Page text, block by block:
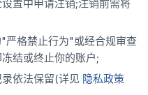
置中申请注销;注销前需将
严格禁止行为"或经合规审查
结或终止你的账户;
依法保留(详见 隐私政策